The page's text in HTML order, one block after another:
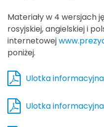
Materiały w 4 wersjach
rosyjskiej, angielskiej i
internetowej
poniżej.
Ulotka informacyjna
Ulotka